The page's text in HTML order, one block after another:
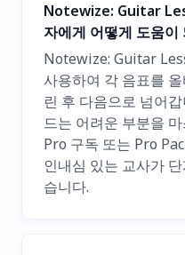
Notewize: Guitar
자에게 어떻게 도움이
Notewize: Guitar
사용하여 각 음표를
린 후 다음으로 넘어
드는 어려운 부분을
Pro 구독 또는 Pro
인내심 있는 교사가
습니다.